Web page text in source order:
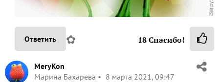
Ответить ✿ 18Спасибо!
MeryKon
Марина Бахарева
8 марта 2021, 09:47